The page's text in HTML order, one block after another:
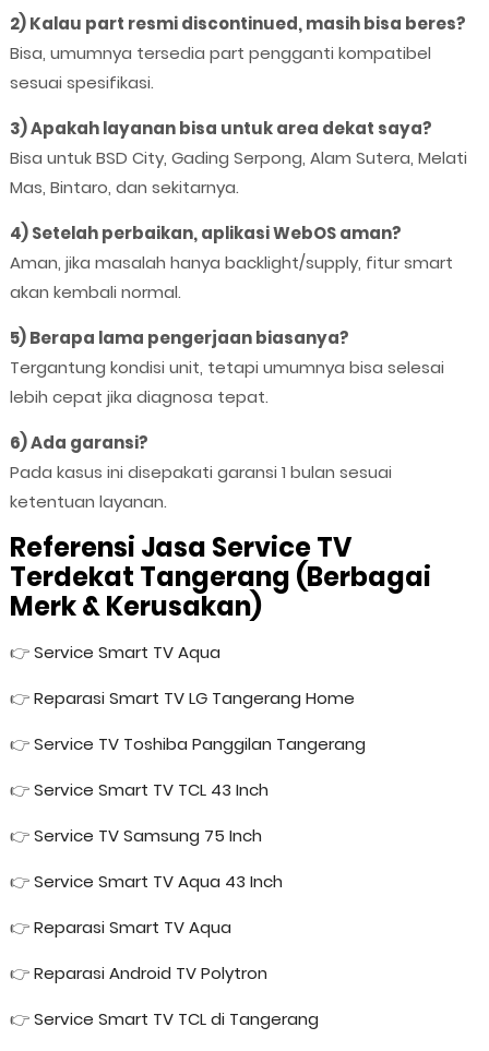
2) Kalau part resmi discontinued, masih bisa beres?
Bisa, umumnya tersedia part pengganti kompatibel
sesuai spesifikasi.
3) Apakah layanan bisa untuk area dekat saya?
Bisa untuk BSD City, Gading Serpong, Alam Sutera, Melati
Mas, Bintaro, dan sekitarnya.
4) Setelah perbaikan, aplikasi WebOS aman?
Aman, jika masalah hanya backlight/supply, fitur smart
akan kembali normal.
5) Berapa lama pengerjaan biasanya?
Tergantung kondisi unit, tetapi umumnya bisa selesai
lebih cepat jika diagnosa tepat.
6) Ada garansi?
Pada kasus ini disepakati garansi 1 bulan sesuai
ketentuan layanan.
Referensi Jasa Service TV
Terdekat Tangerang (Berbagai
Merk & Kerusakan)
👉Service Smart TV Aqua
👉Reparasi Smart TV LG Tangerang Home
👉Service TV Toshiba Panggilan Tangerang
👉Service Smart TV TCL 43 Inch
👉Service TV Samsung 75 Inch
👉Service Smart TV Aqua 43 Inch
👉Reparasi Smart TV Aqua
👉Reparasi Android TV Polytron
👉Service Smart TV TCL di Tangerang